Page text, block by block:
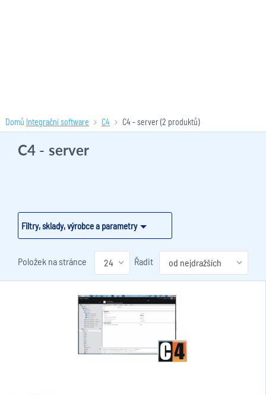
Domů Integrační software C4 C4 - server(2 produktů)
Filtry, sklady, výrobce a parametry
C4 - server
Položek na stránce Řadit